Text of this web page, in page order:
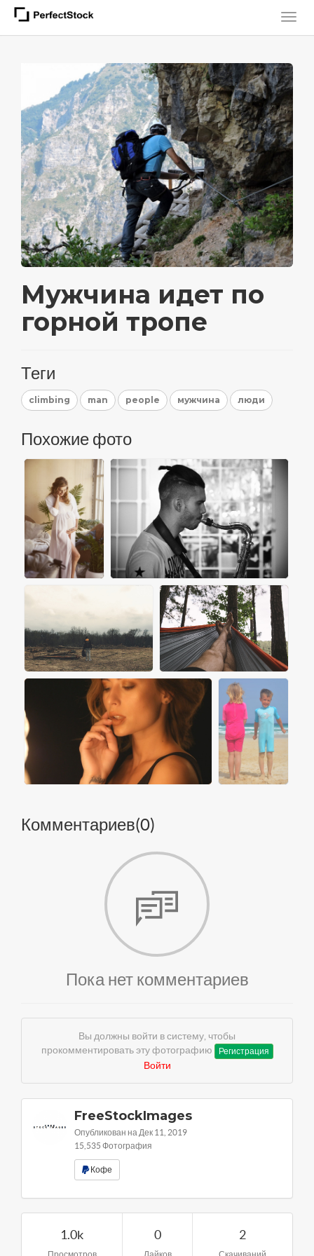
Мужчина идет по
горной тропе
Теги
climbing man people мужчина люди
Похожие фото
Комментариев(0)
Пока нет комментариев
Вы должны войти в систему, чтобы
прокомментировать эту фотографию
Регистрация
Войти
FreeStockImages
Опубликован на Дек 11, 2019
15,535 Фотография
Кофе
1.0k
Просмотров
0
Лайков
2
Скачиваний